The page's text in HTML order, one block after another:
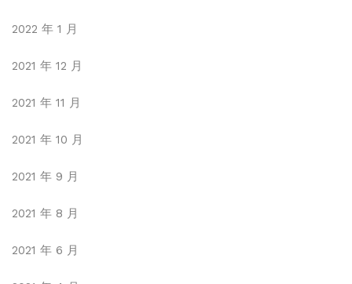
2022 年 1 月
2021 年 12 月
2021 年 11 月
2021 年 10 月
2021 年 9 月
2021 年 8 月
2021 年 6 月